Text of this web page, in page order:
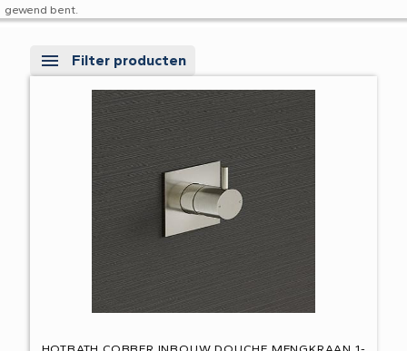
gewend bent.
Filter producten